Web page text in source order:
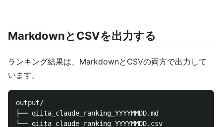
MarkdownとCSVを出力する
ランキング結果は、MarkdownとCSVの両方で出力して
います。
output/
├── qiita_claude_ranking_YYYYMMDD.md